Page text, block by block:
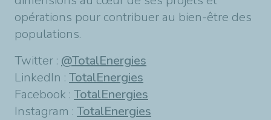
opérations pour contribuer au bien-être des
populations.
Twitter : @TotalEnergies
LinkedIn : TotalEnergies
Facebook : TotalEnergies
Instagram : TotalEnergies